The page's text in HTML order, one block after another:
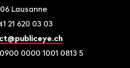
Lausanne
21 620 03 03
0000 1001 0813 5